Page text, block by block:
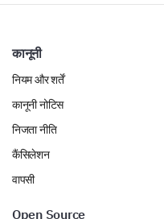
effectiveness in the
Teaching or
Assisting others
कानूनी
नियम और शर्तें
कानूनी नोटिस
निजता नीति
कैंसिलेशन
वापसी
Open Source